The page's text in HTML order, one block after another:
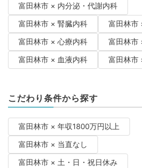
富田林市 × 内分泌・代謝内科
富田林市 × 腎臓内科
富田林市
富田林市 × 心療内科
富田林市
富田林市 × 血液内科
富田林市
こだわり条件から探す
富田林市 × 年収1800万円以上
富田林市 × 当直なし
富田林市 × 土・日・祝日休み